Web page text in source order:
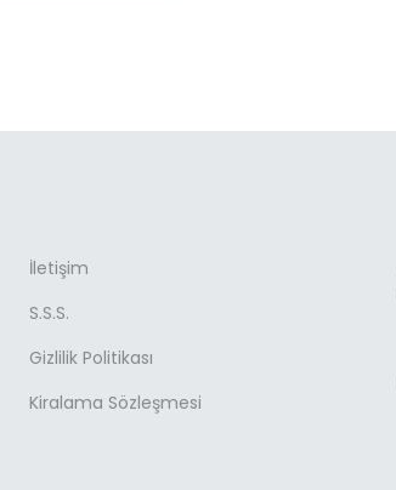
İletişim
S.S.S.
Gizlilik Politikası
Kiralama Sözleşmesi